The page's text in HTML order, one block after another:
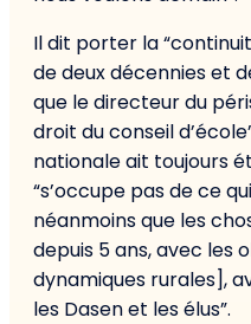
Il dit porter la
de deux décennies et
que le directeur du
droit du conseil
nationale ait toujours
“s’occupe pas de ce
néanmoins que les
depuis 5 ans, avec les
dynamiques rurales],
les Dasen et les élus”.